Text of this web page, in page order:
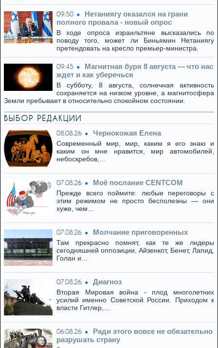
09:50
Нетаниягу оказался на грани
полного провала - новый опрос
В ходе опроса израильтяне высказались по
поводу того, может ли Биньямин Нетаниягу
претендовать на кресло премьер-министра.
09:45
Магнитная буря 8 августа — что нас
ждет и как уберечься
В субботу, 8 августа, солнечная активность
сохраняется на низком уровне, а магнитосфера
Земли пребывает в относительно спокойном состоянии.
ВЫБОР РЕДАКЦИИ
08.08.26 Чернокожая Елена
Современный мир, мир, каким я его знаю и
каким он мне нравится, мир автомобилей,
небоскребов,…
07.08.26 Моё послание CENTCOM
Прежде всего поймите: любые переговоры с
этим режимом не просто бесполезны — они
хуже, чем…
07.08.26 Молчание приговоренных
Там прекрасно помнят, как те же лидеры
сегодняшней оппозиции, Айзенкот, Бенет, Лапид,
Голан и…
07.08.26 Диагноз
Вторая Мировая война - плод многолетних
усилий именно Советской России. Приходом к
власти Гитлер,…
06.08.26
Ради этого вовсе не обязательно
разрушать страну